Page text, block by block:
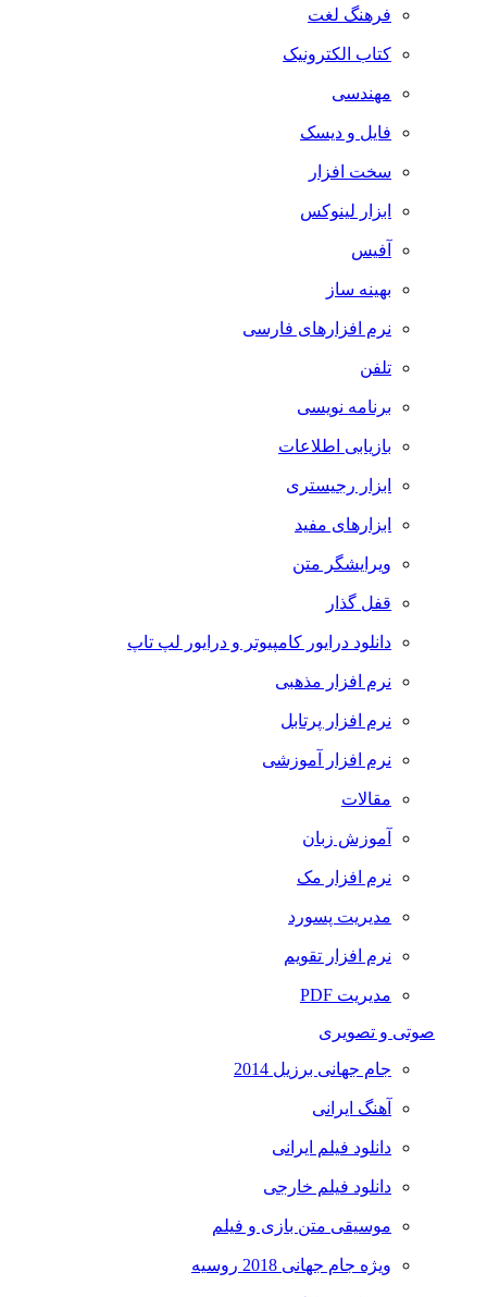
فرهنگ لغت
کتاب الکترونیک
مهندسی
فایل و دیسک
سخت افزار
ابزار لینوکس
آفیس
بهینه ساز
نرم افزارهای فارسی
تلفن
برنامه نویسی
بازیابی اطلاعات
ابزار رجیستری
ابزارهای مفید
ویرایشگر متن
قفل گذار
دانلود درایور کامپیوتر و درایور لپ تاپ
نرم افزار مذهبی
نرم افزار پرتابل
نرم افزار آموزشی
مقالات
آموزش زبان
نرم افزار مک
مدیریت پسورد
نرم افزار تقویم
مدیریت PDF
صوتی و تصویری
جام جهانی برزیل 2014
آهنگ ایرانی
دانلود فیلم ایرانی
دانلود فیلم خارجی
موسیقی متن بازی و فیلم
ویژه جام جهانی 2018 روسیه